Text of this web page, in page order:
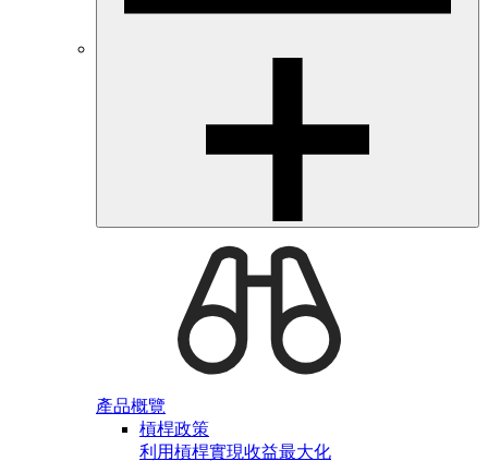
產品概覽
槓桿政策
利用槓桿實現收益最大化